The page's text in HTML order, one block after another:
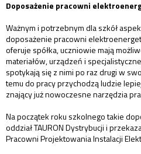
Doposażenie pracowni
Ważnym i potrzebnym dla szkół
doposażenie pracowni
oferuje spółka, uczniowie mają
materiałów, urządzeń i
spotykają się z nimi po raz drugi w
temu do pracy przychodzą ludzie
znający już nowoczesne narzędzia
Na początek roku szkolnego takie
oddział TAURON Dystrybucji i
Pracowni Projektowania Instalacji